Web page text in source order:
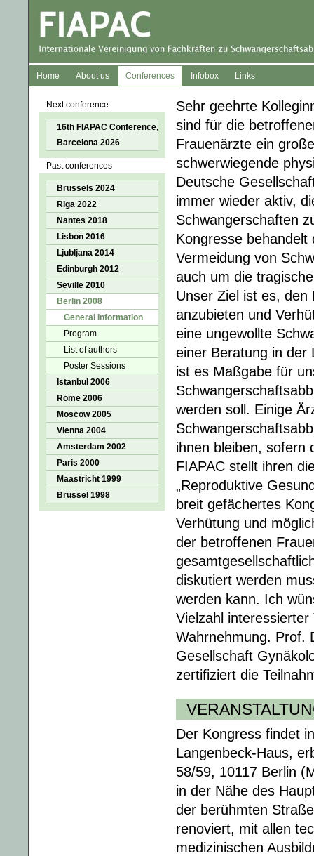
Home About us Conferences Infobox Links
Next conference
16th FIAPAC Conference,
Barcelona 2026
Past conferences
Brussels 2024
Riga 2022
Nantes 2018
Lisbon 2016
Ljubljana 2014
Edinburgh 2012
Seville 2010
Berlin 2008
General Information
Program
List of authors
Poster Sessions
Istanbul 2006
Rome 2006
Moscow 2005
Vienna 2004
Amsterdam 2002
Paris 2000
Maastricht 1999
Brussel 1998
Sehr geehrte
sind für die
Frauenärzte ein
schwerwiegende
Deutsche
immer wieder aktiv,
Schwangerschaften
Kongresse
Vermeidung von
auch um die
Unser Ziel ist es,
anzubieten und
eine ungewollte
einer Beratung in der
ist es Maßgabe für
werden soll. Einige
ihnen bleiben, sofern
FIAPAC stellt ihren
„Reproduktive
breit gefächertes
Verhütung und
der betroffenen
diskutiert werden
werden kann. Ich
Vielzahl
Wahrnehmung. Prof.
Gesellschaft
zertifiziert die
Der Kongress findet
Langenbeck-Haus,
58/59, 10117 Berlin
in der Nähe des
der berühmten
renoviert, mit allen
medizinischen